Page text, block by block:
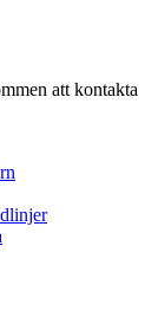
att kontakta